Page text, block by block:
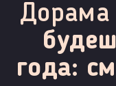
Дорама
года: